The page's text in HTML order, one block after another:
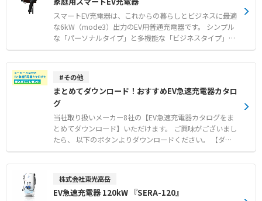
高出力を実現します。 ●120kWタイプの充電器と同等の
寸法で、省スペースでの設置が可能です。 ●コネクタホル
ダを本体に内蔵しており、省スペース化や雨雪対策に貢献
します。 【用途・事例】 ●高速道路のサービスエリア・
パーキングエリア ●道の駅やコンビニエンスストアなど、
利用頻度の高い充電ステーション ●バッテリー容量の大き
スマートEV充電器は、これからの暮らしとビジネスに最適
な6kW（mode3）出力のEV用普通充電器です。 シンプル
な「パーソナルタイプ」と多機能な「ビジネスタイプ」の
2種類をラインアップしています。 専用スマートフォンア
プリと連携し、充電の予約設定やセキュリティ管理、利用
スマートに活用できます。 【特徴】 ●パーソナルタイプ:
家庭での利用に特化し、電力使用量が多い時間帯に自動で
充電出力を調整して停電を防ぐ「デマンドコントロール機
能」や、電気料金が安い夜間に充電予約ができる「スケジ
ュール機能」を搭載しています。 ●ビジネスタイプ: 複数
台の充電器を設置した際に、全体の電力上限を超えないよ
う自動で各充電器の出力を制御する「総電力制御」が可能
マートフォンアプリやカードキーによる認証機能を設定で
き、第三者による無断利用や盗電を防止します。 7.5mの
#その他
まとめてダウンロード！おすすめEV急速充電器カタロ
グ
当社取り扱いメーカー8社の【EV急速充電器カタログをま
とめてダウンロード】いただけます。 ご興味がございまし
たら、 以下のボタンよりダウンロードください。 【ダウ
ンロードできるEV急速充電器メーカー】 ・株式会社ダ
イヘン ・ニチコン株式会社 ・株式会社東光高岳 ・
日本株式会社（Phihong Technology Japan Co., Ltd.）
・九電テクノシステムズ株式会社 ・株式会社ジゴワッ
株式会社東光高岳
EV急速充電器 120kW 『SERA-120』